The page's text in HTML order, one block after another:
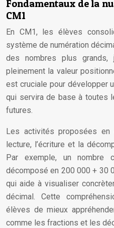
Fondamentaux de la
CM1
En CM1, les élèves
système de numération
des nombres plus grands,
pleinement la valeur
est cruciale pour développer
qui servira de base à toutes
futures.
Les activités proposées
lecture, l’écriture et la
Par exemple, un nombre
décomposé en 200 000 + 30
qui aide à visualiser
décimal. Cette
élèves de mieux
comme les fractions et les